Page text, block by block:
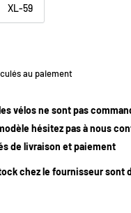
XL-59
au paiement
vélos ne sont pas
hésitez pas à nous
de livraison et paiement
chez le fournisseur sont